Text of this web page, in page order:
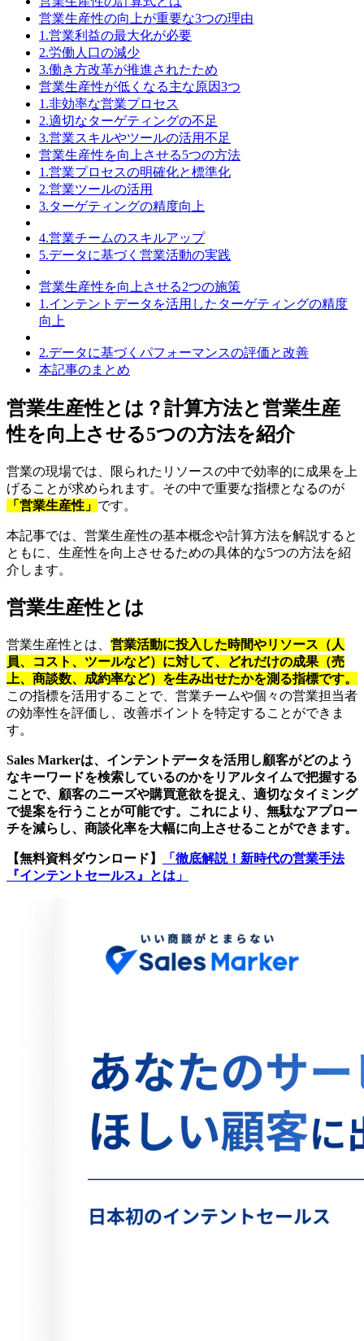
営業生産性の向上が重要な3つの理由
1.営業利益の最大化が必要
2.労働人口の減少
3.働き方改革が推進されたため
営業生産性が低くなる主な原因3つ
1.非効率な営業プロセス
2.適切なターゲティングの不足
3.営業スキルやツールの活用不足
営業生産性を向上させる5つの方法
1.営業プロセスの明確化と標準化
2.営業ツールの活用
3.ターゲティングの精度向上
4.営業チームのスキルアップ
5.データに基づく営業活動の実践
営業生産性を向上させる2つの施策
1.インテントデータを活用したターゲティングの精度
向上
2.データに基づくパフォーマンスの評価と改善
本記事のまとめ
営業生産性とは？計算方法と営業生産
性を向上させる5つの方法を紹介
営業の現場では、限られたリソースの中で効率的に成果を上
げることが求められます。その中で重要な指標となるのが
「営業生産性」 です。
本記事では、営業生産性の基本概念や計算方法を解説すると
ともに、生産性を向上させるための具体的な5つの方法を紹
介します。
営業生産性とは
営業生産性とは、 営業活動に投入した時間やリソース（人
員、コスト、ツールなど）に対して、どれだけの成果（売
上、商談数、成約率など）を生み出せたかを測る指標です。
この指標を活用することで、営業チームや個々の営業担当者
の効率性を評価し、改善ポイントを特定することができま
す。
Sales Markerは、インテントデータを活用し顧客がどのよう
なキーワードを検索しているのかをリアルタイムで把握する
ことで、顧客のニーズや購買意欲を捉え、適切なタイミング
で提案を行うことが可能です。これにより、無駄なアプロー
チを減らし、商談化率を大幅に向上させることができます。
【無料資料ダウンロード】
「徹底解説！新時代の営業手法
『インテントセールス』とは」